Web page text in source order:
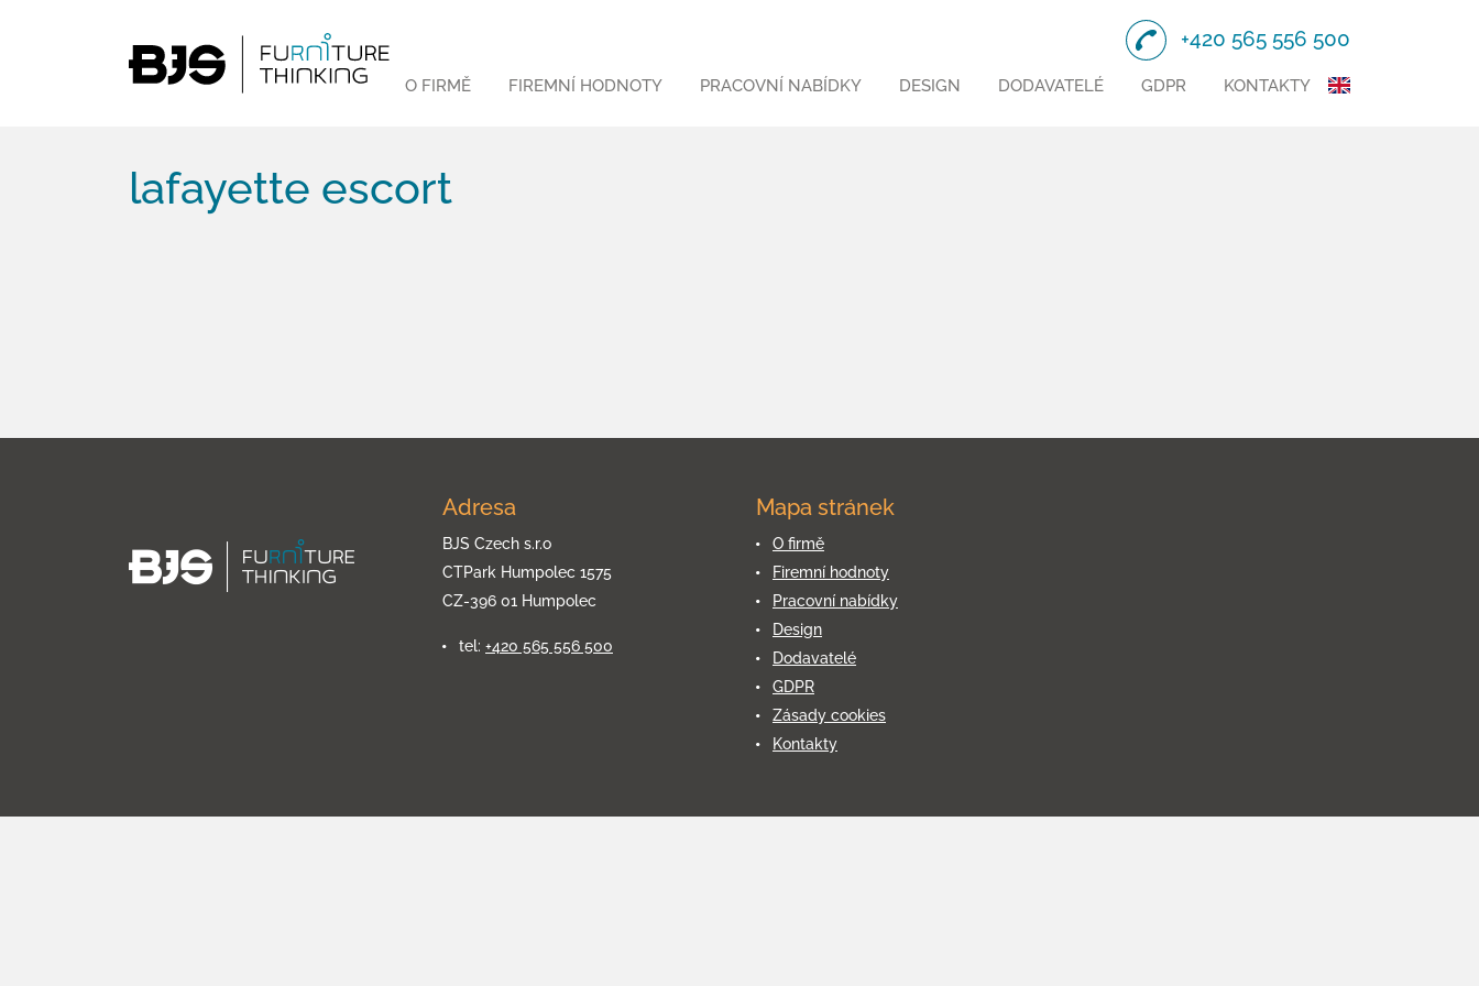
+420 565 556 500
O FIRMĚ FIREMNÍ HODNOTY PRACOVNÍ NABÍDKY DESIGN DODAVATELÉ GDPR KONTAKTY
lafayette escort
Adresa
BJS Czech s.r.o
CTPark Humpolec 1575
CZ-396 01 Humpolec
tel: +420 565 556 500
Mapa stránek
O firmě
Firemní hodnoty
Pracovní nabídky
Design
Dodavatelé
GDPR
Zásady cookies
Kontakty